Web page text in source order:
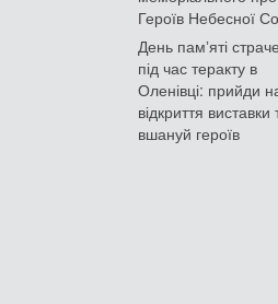
Героїв Небесної
День памʼяті
під час теракту в
Оленівці: прийди
відкриття виставки
вшануй героїв